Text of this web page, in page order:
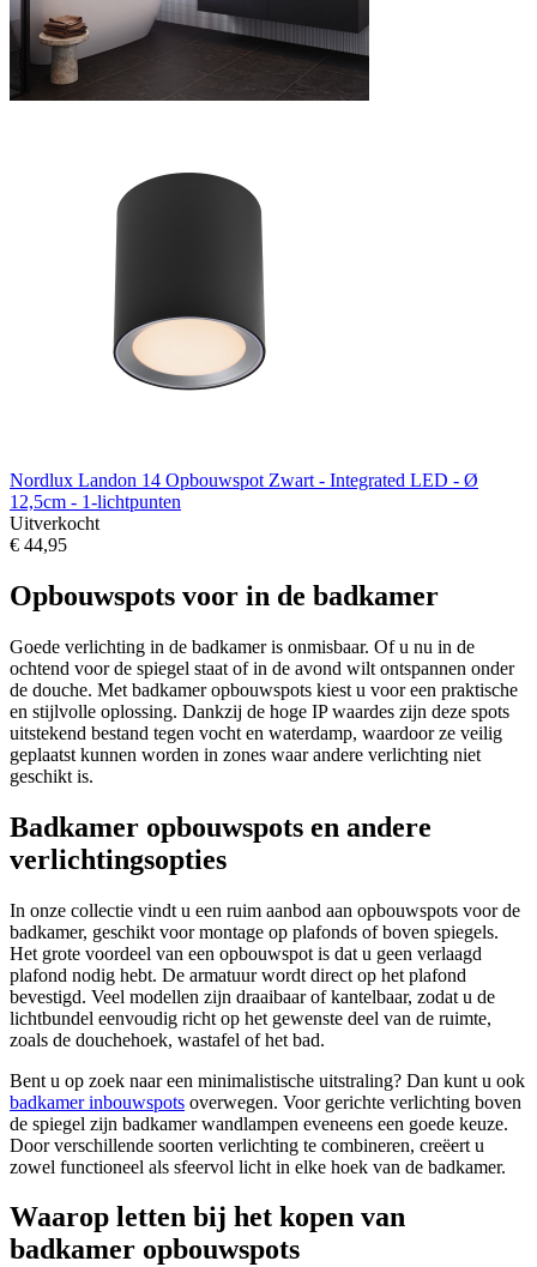
Nordlux Landon 14 Opbouwspot Zwart - Integrated LED - Ø
12,5cm - 1-lichtpunten
Uitverkocht
€ 44,95
Opbouwspots voor in de badkamer
Goede verlichting in de badkamer is onmisbaar. Of u nu in de
ochtend voor de spiegel staat of in de avond wilt ontspannen onder
de douche. Met badkamer opbouwspots kiest u voor een praktische
en stijlvolle oplossing. Dankzij de hoge IP waardes zijn deze spots
uitstekend bestand tegen vocht en waterdamp, waardoor ze veilig
geplaatst kunnen worden in zones waar andere verlichting niet
geschikt is.
Badkamer opbouwspots en andere
verlichtingsopties
In onze collectie vindt u een ruim aanbod aan opbouwspots voor de
badkamer, geschikt voor montage op plafonds of boven spiegels.
Het grote voordeel van een opbouwspot is dat u geen verlaagd
plafond nodig hebt. De armatuur wordt direct op het plafond
bevestigd. Veel modellen zijn draaibaar of kantelbaar, zodat u de
lichtbundel eenvoudig richt op het gewenste deel van de ruimte,
zoals de douchehoek, wastafel of het bad.
Bent u op zoek naar een minimalistische uitstraling? Dan kunt u ook
badkamer inbouwspots overwegen. Voor gerichte verlichting boven
de spiegel zijn badkamer wandlampen eveneens een goede keuze.
Door verschillende soorten verlichting te combineren, creëert u
zowel functioneel als sfeervol licht in elke hoek van de badkamer.
Waarop letten bij het kopen van
badkamer opbouwspots